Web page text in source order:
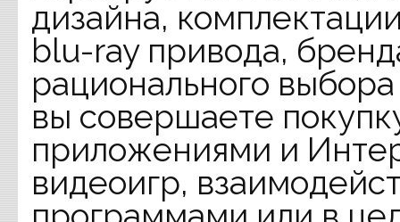
дизайна,
blu-ray привода,
рационального
вы совершаете
приложениями и
видеоигр,